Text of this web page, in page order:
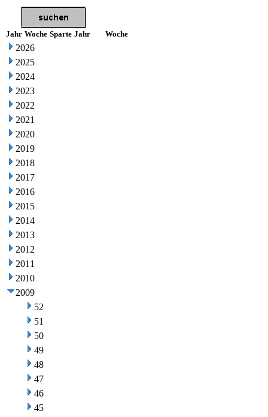
Jahr Woche Sparte Jahr Woche
2026
2025
2024
2023
2022
2021
2020
2019
2018
2017
2016
2015
2014
2013
2012
2011
2010
2009
52
51
50
49
48
47
46
45